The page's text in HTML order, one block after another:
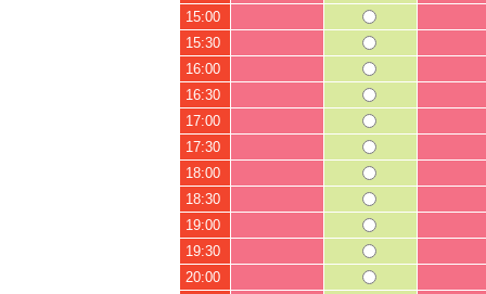
15:00
15:30
16:00
16:30
17:00
17:30
18:00
18:30
19:00
19:30
20:00